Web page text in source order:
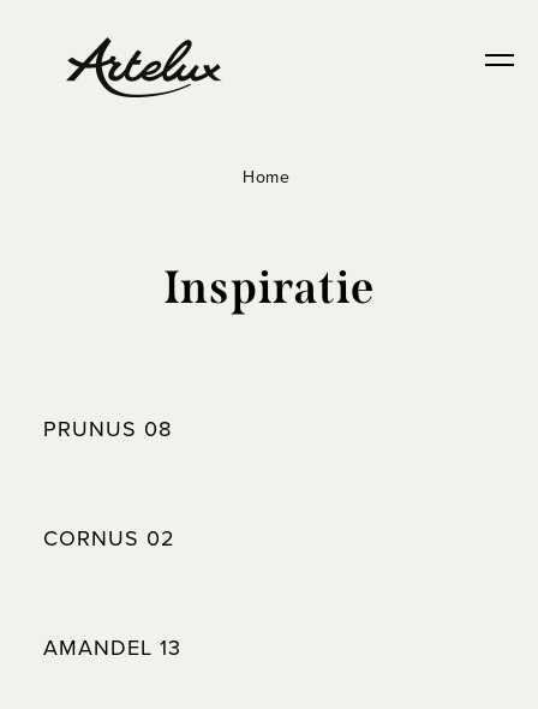
Home
Inspiratie
PRUNUS 08
CORNUS 02
AMANDEL 13